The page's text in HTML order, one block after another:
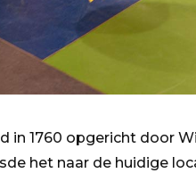
1760 opgericht door
het naar de huidige